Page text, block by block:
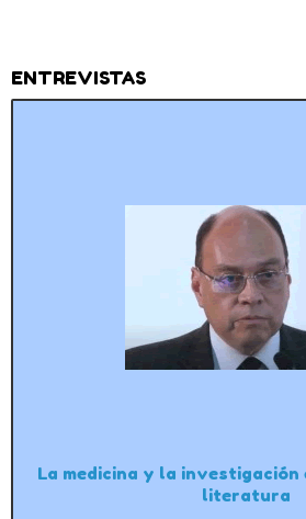
ENTREVISTAS
La medicina y la investigación
literatura